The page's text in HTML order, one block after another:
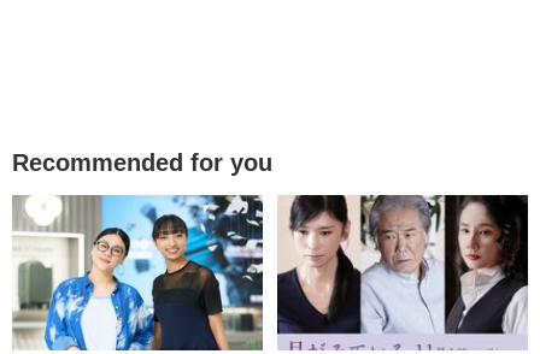
Recommended for you